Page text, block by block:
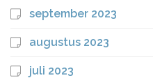
september 2023
augustus 2023
juli 2023